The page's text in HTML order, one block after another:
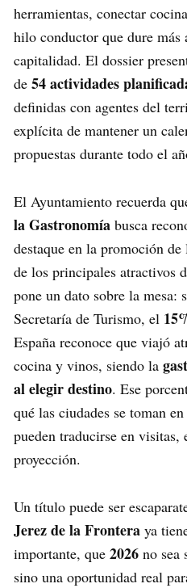
herramientas, conectar
hilo conductor que dure más
capitalidad. El dossier
de 54 actividades
definidas con agentes del
explícita de mantener un
propuestas durante todo el
El Ayuntamiento recuerda
la Gastronomía busca
destaque en la promoción
de los principales atractivos
pone un dato sobre la mesa:
Secretaría de Turismo, el
España reconoce que viajó
cocina y vinos, siendo la
al elegir destino. Ese
qué las ciudades se toman
pueden traducirse en
proyección.
Un título puede ser
Jerez de la Frontera ya
importante, que 2026 no sea
sino una oportunidad real